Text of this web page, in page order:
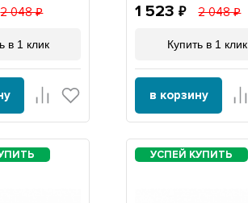
2 048
в 1 клик
1 523 2 048
Купить в 1 клик
в корзину